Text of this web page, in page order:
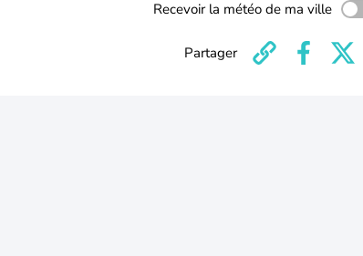
Recevoir la météo de ma ville
Partager